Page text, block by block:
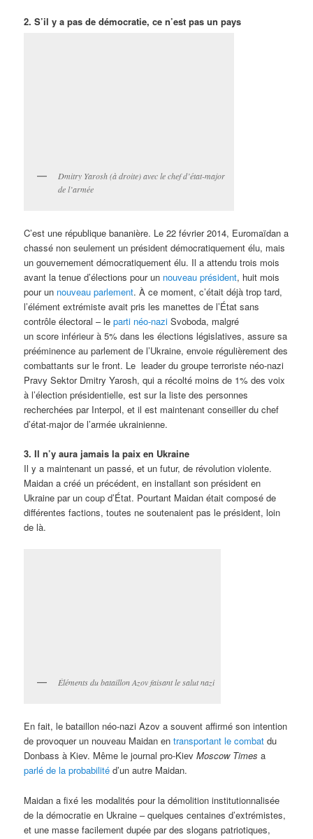
2. S’il y a pas de démocratie, ce n’est pas un pays
Dmitry Yarosh (à droite) avec le chef d’état-major
de l’armée
C’est une république bananière. Le 22 février 2014, Euromaïdan a
chassé non seulement un président démocratiquement élu, mais
un gouvernement démocratiquement élu. Il a attendu trois mois
avant la tenue d’élections pour un nouveau président, huit mois
pour un nouveau parlement. À ce moment, c’était déjà trop tard,
l’élément extrémiste avait pris les manettes de l’État sans
contrôle électoral – leparti néo-nazi Svoboda, malgré
un score inférieur à 5% dans les élections législatives, assure sa
prééminence au parlement de l’Ukraine, envoie régulièrement des
combattants sur le front. Le leader du groupe terroriste néo-nazi
Pravy Sektor Dmitry Yarosh, qui a récolté moins de 1% des voix
à l’élection présidentielle, est sur la liste des personnes
recherchées par Interpol, et il est maintenant conseiller du chef
d’état-major de l’armée ukrainienne.
3. Il n’y aura jamais la paix en Ukraine
Il y a maintenant un passé, et un futur, de révolution violente.
Maidan a créé un précédent, en installant son président en
Ukraine par un coup d’État. Pourtant Maidan était composé de
différentes factions, toutes ne soutenaient pas le président, loin
de là.
Éléments du bataillon Azov faisant le salut nazi
En fait, le bataillon néo-nazi Azov a souvent affirmé son intention
de provoquer un nouveau Maidan entransportant le combat du
Donbass à Kiev. Même le journal pro-KievMoscow Times a
parlé de la probabilité d’un autre Maidan.
Maidan a fixé les modalités pour la démolition institutionnalisée
de la démocratie en Ukraine – quelques centaines d’extrémistes,
et une masse facilement dupée par des slogans patriotiques,